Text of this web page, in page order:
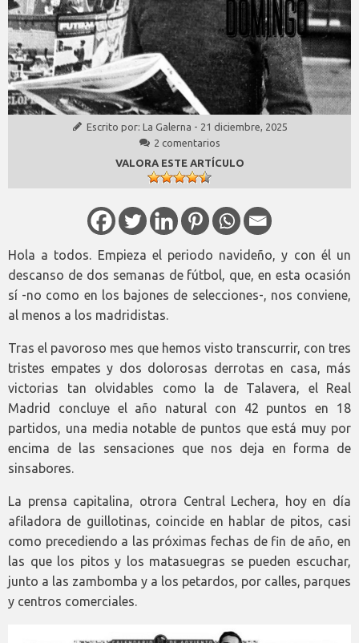
Escrito por: La Galerna - 21 diciembre, 2025
2 comentarios
VALORA ESTE ARTÍCULO
Hola a todos. Empieza el periodo navideño, y con él un
descanso de dos semanas de fútbol, que, en esta ocasión
sí -no como en los bajones de selecciones-, nos conviene,
al menos a los madridistas.
Tras el pavoroso mes que hemos visto transcurrir, con tres
tristes empates y dos dolorosas derrotas en casa, más
victorias tan olvidables como la de Talavera, el Real
Madrid concluye el año natural con 42 puntos en 18
partidos, una media notable de puntos que está muy por
encima de las sensaciones que nos deja en forma de
sinsabores.
La prensa capitalina, otrora Central Lechera, hoy en día
afiladora de guillotinas, coincide en hablar de pitos, casi
como precediendo a las próximas fechas de fin de año, en
las que los pitos y los matasuegras se pueden escuchar,
junto a las zambomba y a los petardos, por calles, parques
y centros comerciales.